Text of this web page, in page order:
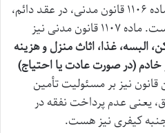
بر اساس ماده ۱۱۰۶ قانون مدنی، در عقد دائم،
نفقه زن به عهده شوهر است. ماده ۱۱۰۷ قانون مدنی نیز
البسه، غذا، اثاث منزل و هزینه
(در صورت عادت یا احتیاج)
ماده ۱۲۰۴ همین قانون نیز بر مسئولیت تأمین
یعنی عدم پرداخت نفقه در
کیفری نیز هست.